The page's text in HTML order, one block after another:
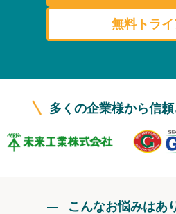
資料ダウンロード
ログイン
無料トラ
多くの企業様から信頼
こんなお悩みはあ